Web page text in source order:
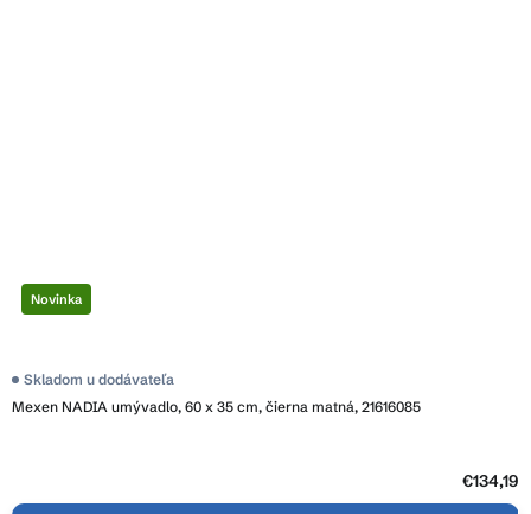
Novinka
Mexen NADIA umývadlo, 60 x 35 cm, čierna matná, 21616085
Skladom u dodávateľa
€134,19